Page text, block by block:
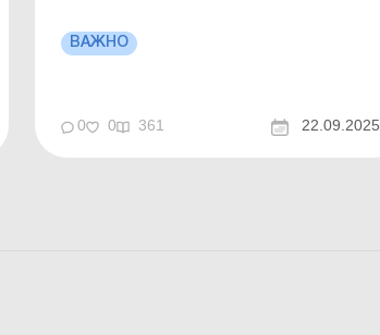
налогового законодательства Украины.
Больше по теме: ГНС отвечает на
ВАЖНО
0 0 361 22.09.2025